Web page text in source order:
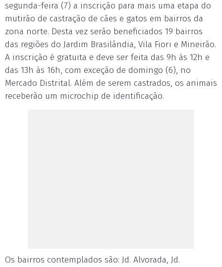
segunda-feira (7) a inscrição para mais uma etapa do
mutirão de castração de cães e gatos em bairros da
zona norte. Desta vez serão beneficiados 19 bairros
das regiões do Jardim Brasilândia, Vila Fiori e Mineirão.
A inscrição é gratuita e deve ser feita das 9h às 12h e
das 13h às 16h, com exceção de domingo (6), no
Mercado Distrital. Além de serem castrados, os animais
receberão um microchip de identificação.
Os bairros contemplados são: Jd. Alvorada, Jd.